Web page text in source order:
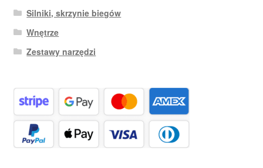
Silniki, skrzynie biegów
Wnętrze
Zestawy narzędzi